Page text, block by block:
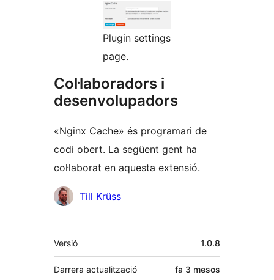
Plugin settings
page.
Col·laboradors i
desenvolupadors
«Nginx Cache» és programari de
codi obert. La següent gent ha
col·laborat en aquesta extensió.
Col·laboradors
Till Krüss
Meta
Versió 1.0.8
Darrera actualització fa 3 mesos